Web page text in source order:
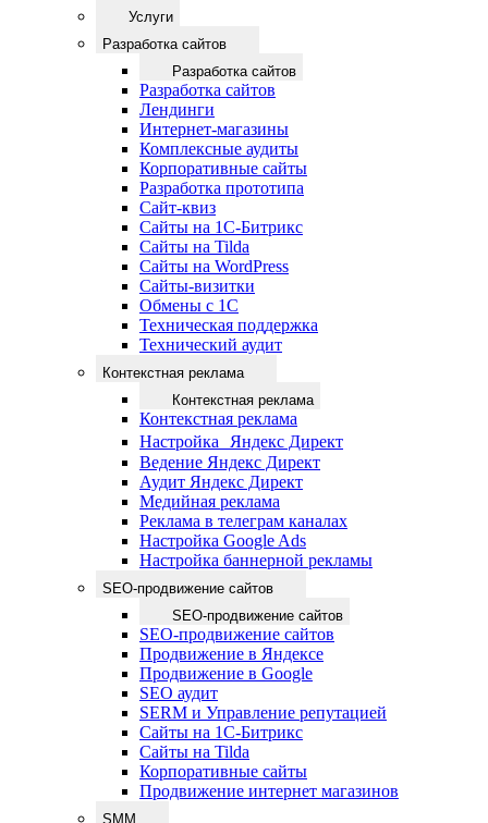
Услуги
Разработка сайтов
Разработка сайтов
Разработка сайтов
Лендинги
Интернет-магазины
Комплексные аудиты
Корпоративные сайты
Разработка прототипа
Сайт-квиз
Сайты на 1С-Битрикс
Сайты на Tilda
Сайты на WordPress
Сайты-визитки
Обмены с 1С
Техническая поддержка
Технический аудит
Контекстная реклама
Контекстная реклама
Контекстная реклама
Настройка Яндекс Директ
Ведение Яндекс Директ
Аудит Яндекс Директ
Медийная реклама
Реклама в телеграм каналах
Настройка Google Ads
Настройка баннерной рекламы
SEO-продвижение сайтов
SEO-продвижение сайтов
SEO-продвижение сайтов
Продвижение в Яндексе
Продвижение в Google
SEO аудит
SERM и Управление репутацией
Сайты на 1С-Битрикс
Сайты на Tilda
Корпоративные сайты
Продвижение интернет магазинов
SMM